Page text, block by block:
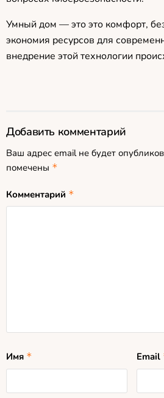
Умный дом — это это комфорт,
экономия ресурсов для
внедрение этой технологии
Добавить комментарий
Ваш адрес email не будет
помечены *
Комментарий *
Имя * Email